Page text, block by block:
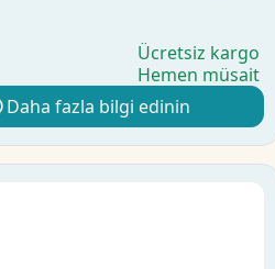
Ücretsiz kargo
Hemen müsait
Daha fazla bilgi edinin